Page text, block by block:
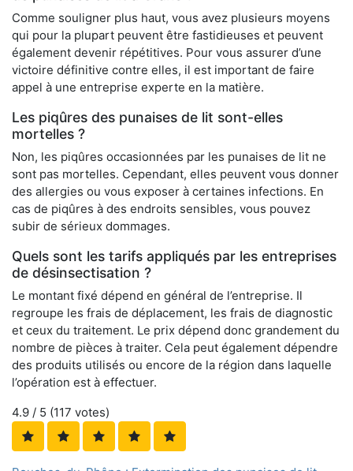
Comme souligner plus haut, vous avez plusieurs moyens
qui pour la plupart peuvent être fastidieuses et peuvent
également devenir répétitives. Pour vous assurer d’une
victoire définitive contre elles, il est important de faire
appel à une entreprise experte en la matière.
Les piqûres des punaises de lit sont-elles
mortelles ?
Non, les piqûres occasionnées par les punaises de lit ne
sont pas mortelles. Cependant, elles peuvent vous donner
des allergies ou vous exposer à certaines infections. En
cas de piqûres à des endroits sensibles, vous pouvez
subir de sérieux dommages.
Quels sont les tarifs appliqués par les entreprises
de désinsectisation ?
Le montant fixé dépend en général de l’entreprise. Il
regroupe les frais de déplacement, les frais de diagnostic
et ceux du traitement. Le prix dépend donc grandement du
nombre de pièces à traiter. Cela peut également dépendre
des produits utilisés ou encore de la région dans laquelle
l’opération est à effectuer.
4.9 / 5 (117 votes)